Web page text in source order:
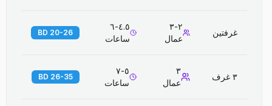
غرفتين
٢-٣
عمال
٤.٥-٦
ساعات
20-26 BD
٣ غرف
٣
عمال
٥-٧
ساعات
26-35 BD